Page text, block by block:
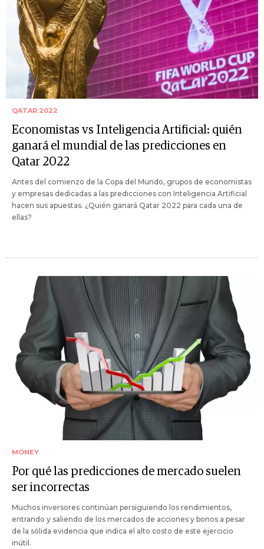
QATAR 2022
Economistas vs Inteligencia Artificial: quién
ganará el mundial de las predicciones en
Qatar 2022
Antes del comienzo de la Copa del Mundo, grupos de economistas
y empresas dedicadas a las predicciones con Inteligencia Artificial
hacen sus apuestas. ¿Quién ganará Qatar 2022 para cada una de
ellas?
MONEY
Por qué las predicciones de mercado suelen
ser incorrectas
Muchos inversores continúan persiguiendo los rendimientos,
entrando y saliendo de los mercados de acciones y bonos a pesar
de la sólida evidencia que indica el alto costo de este ejercicio
inútil.